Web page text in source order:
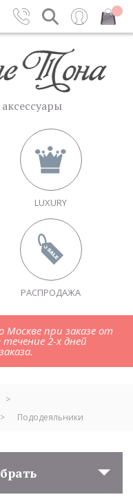
Вход Закрыть
LUXURY
РАСПРОДАЖА
Москве при заказе от
2-х дней
>
> Пододеяльники